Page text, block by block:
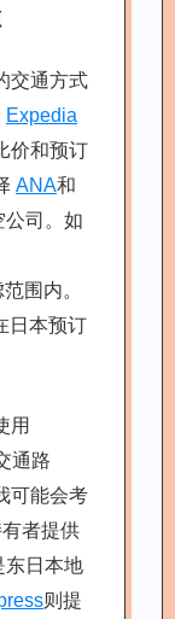
交通方式
Expedia
价和预订
ANA和
公司。如
围内。
日本预订
用
通路
可能会考
有者提供
东日本地
则提